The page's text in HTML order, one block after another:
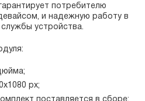
потребителю
и надежную работу в
устройства.
px;